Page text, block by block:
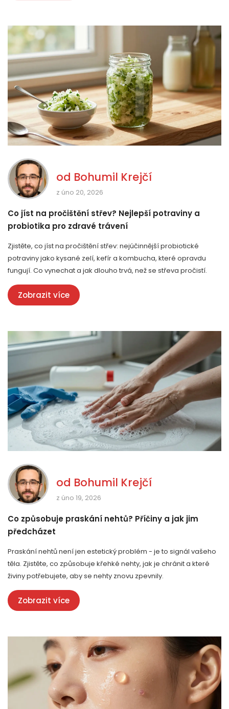
od Bohumil Krejčí
z úno 20, 2026
Co jíst na pročištění střev? Nejlepší potraviny a
probiotika pro zdravé trávení
Zjistěte, co jíst na pročištění střev: nejúčinnější probiotické
potraviny jako kysané zelí, kefír a kombucha, které opravdu
fungují. Co vynechat a jak dlouho trvá, než se střeva pročistí.
Zobrazit více
od Bohumil Krejčí
z úno 19, 2026
Co způsobuje praskání nehtů? Příčiny a jak jim
předcházet
Praskání nehtů není jen estetický problém - je to signál vašeho
těla. Zjistěte, co způsobuje křehké nehty, jak je chránit a které
živiny potřebujete, aby se nehty znovu zpevnily.
Zobrazit více